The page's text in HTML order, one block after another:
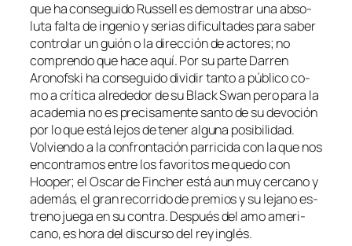
que ha con­se­gui­do Russell es de­mos­trar una ab­so­
lu­ta fal­ta de in­ge­nio y se­rias di­fi­cul­ta­des pa­ra sa­ber
con­tro­lar un guión o la di­rec­ción de ac­to­res; no
com­pren­do que ha­ce aquí. Por su par­te Darren
Aronofski ha con­se­gui­do di­vi­dir tan­to a pú­bli­co co­
mo a crí­ti­ca al­re­de­dor de su Black Swan pe­ro pa­ra la
aca­de­mia no es pre­ci­sa­men­te san­to de su de­vo­ción
por lo que es­tá le­jos de te­ner al­gu­na po­si­bi­li­dad.
Volviendo a la con­fron­ta­ción pa­rri­ci­da con la que nos
en­con­tra­mos en­tre los fa­vo­ri­tos me que­do con
Hooper; el Oscar de Fincher es­tá aun muy cer­cano y
ade­más, el gran re­co­rri­do de pre­mios y su le­jano es­
treno jue­ga en su con­tra. Después del amo ame­ri­
cano, es ho­ra del dis­cur­so del rey inglés.